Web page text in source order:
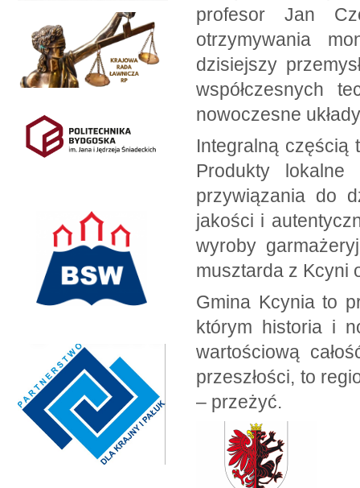
profesor Jan
otrzymywania
dzisiejszy
współczesnych
nowoczesne
Integralną częścią
Produkty
przywiązania do
jakości i
wyroby
musztarda z Kcyni
Gmina Kcynia to
którym historia i
wartościową
przeszłości, to
– przeżyć.